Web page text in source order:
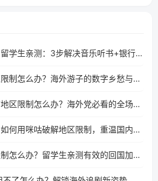
网易云海外能用吗？留学生亲测：3步解决音乐听书+银行视频地区限制
在菲律宾用探探地区限制怎么办？海外游子的数字乡愁与破局之道
在缅甸用海通证券有地区限制怎么办？海外党必看的全场景回国加速指南
海外追剧党的福音：如何用咪咕破解地区限制，重温国内精彩
海外看爱奇艺地区限制怎么办？留学生亲测有效的回国加速器选择指南